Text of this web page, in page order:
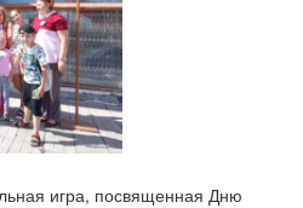
игра, посвященная Дню